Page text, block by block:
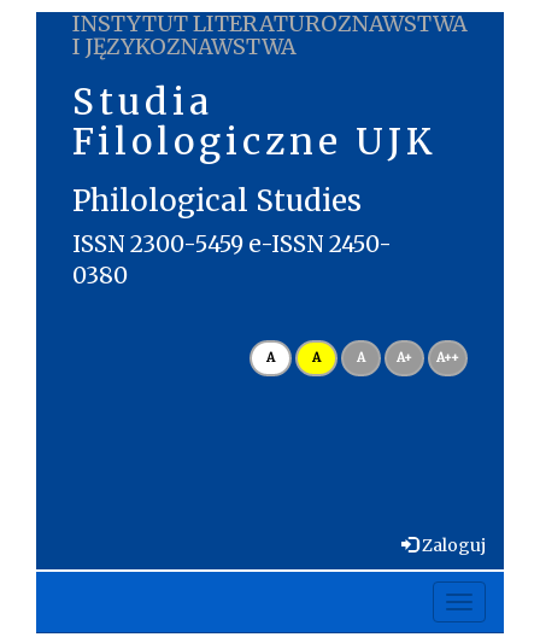
INSTYTUT LITERATUROZNAWSTWA
I JĘZYKOZNAWSTWA
Studia
Filologiczne UJK
Philological Studies
ISSN 2300-5459 e-ISSN 2450-
0380
A A A A+ A++
Zaloguj
Toggle